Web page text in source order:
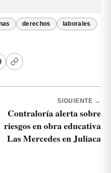
derechos laborales
SIGUIENTE →
Contraloría alerta sobre
riesgos en obra educativa
Las Mercedes en Juliaca